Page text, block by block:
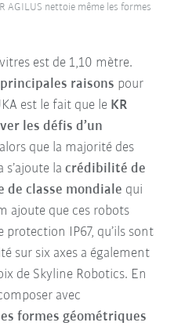
est de 1,10 mètre.
principales raisons pour
est le fait que le KR
les défis d’un
que la majorité des
s’ajoute lacrédibilité de
de classe mondiale qui
ajoute que ces robots
protection IP67, qu’ils sont
sur six axes a également
de Skyline Robotics. En
avec
formes géométriques
AGILUS nettoie même les formes